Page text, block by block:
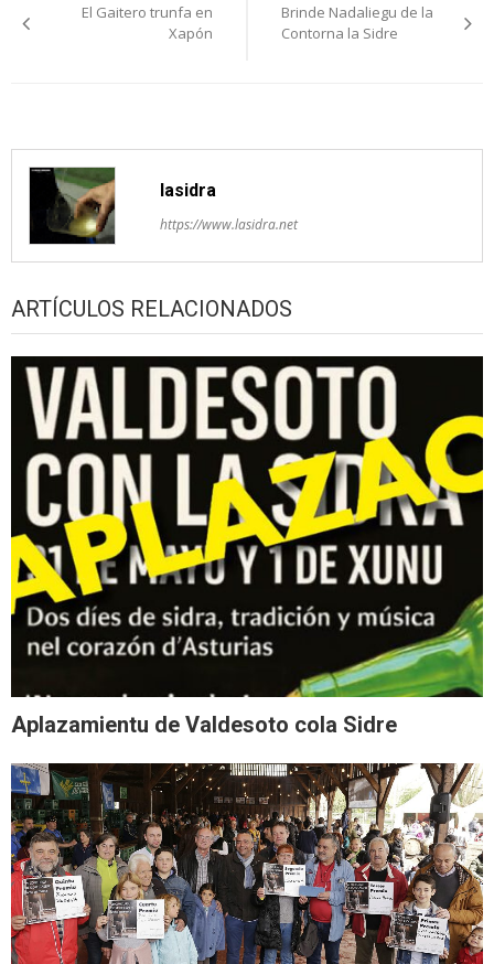
pelosEl Gaitero trunfa en
Xapón
Brinde Nadaliegu de la
Contorna la Sidre
lasidra
https://www.lasidra.net
ARTÍCULOS RELACIONADOS
Aplazamientu de Valdesoto cola Sidre